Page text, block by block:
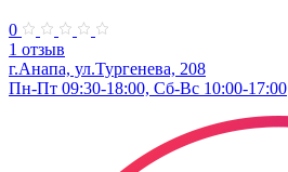
0
1 отзыв
г.Анапа, ул.Тургенева, 208
Пн-Пт 09:30-18:00, Сб-Вс 10:00-17:00